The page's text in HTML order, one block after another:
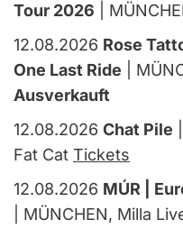
Tour 2026 |
12.08.2026 Rose
One Last Ride |
Ausverkauft
12.08.2026 Chat Pile
Fat Cat Tickets
12.08.2026 MÚR |
| MÜNCHEN, Milla